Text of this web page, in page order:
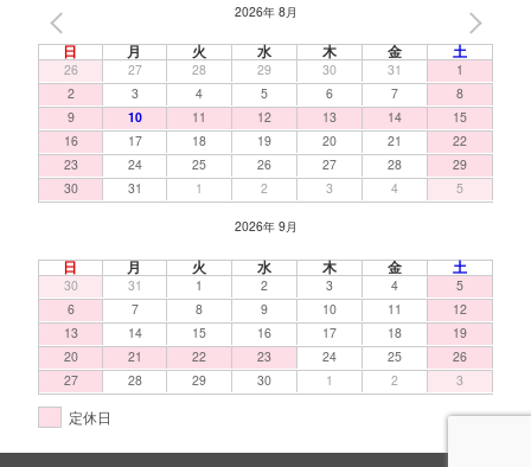
2026年 8月
日 月 火 水 木 金 土
26 27 28 29 30 31
1
2
3 4 5 6 7
8
9
10 11 12 13 14
15
16
17 18 19 20 21
22
23
24 25 26 27 28
29
30
31 1 2 3 4 5
2026年 9月
日 月 火 水 木 金 土
30 31 1 2 3 4
5
6
7 8 9 10 11
12
13
14 15 16 17 18
19
20
21 22 23 24 25
26
27
28 29 30 1 2 3
定休日